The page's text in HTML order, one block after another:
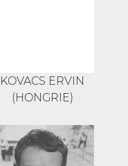
KOVACS ERVIN
(HONGRIE)